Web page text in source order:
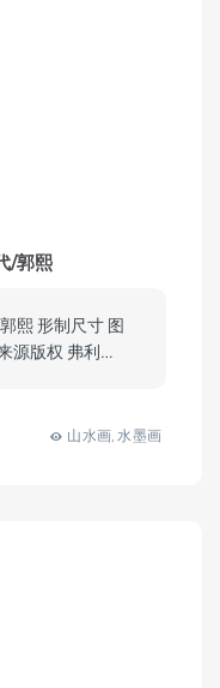
/郭熙
熙 形制尺寸 图
源版权 弗利…
山水画,水墨画